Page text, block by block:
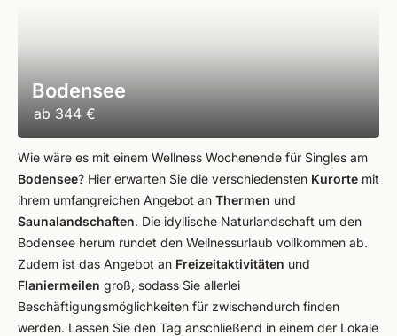
Bodensee
ab 344 €
Wie wäre es mit einem Wellness Wochenende für Singles am
Bodensee? Hier erwarten Sie die verschiedensten Kurorte mit
ihrem umfangreichen Angebot an Thermen und
Saunalandschaften. Die idyllische Naturlandschaft um den
Bodensee herum rundet den Wellnessurlaub vollkommen ab.
Zudem ist das Angebot an Freizeitaktivitäten und
Flaniermeilen groß, sodass Sie allerlei
Beschäftigungsmöglichkeiten für zwischendurch finden
werden. Lassen Sie den Tag anschließend in einem der Lokale